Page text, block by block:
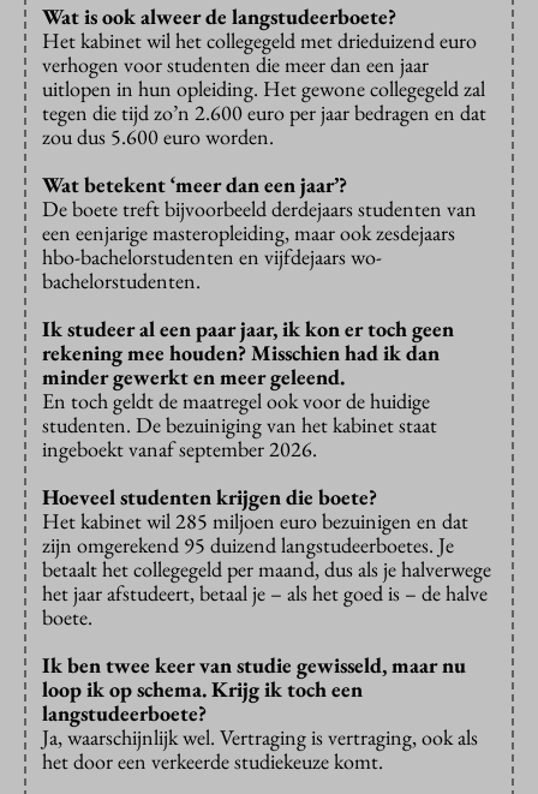
Wat is ook alweer de langstudeerboete?
Het kabinet wil het collegegeld met drieduizend euro
verhogen voor studenten die meer dan een jaar
uitlopen in hun opleiding. Het gewone collegegeld zal
tegen die tijd zo’n 2.600 euro per jaar bedragen en dat
zou dus 5.600 euro worden.
Wat betekent ‘meer dan een jaar’?
De boete treft bijvoorbeeld derdejaars studenten van
een eenjarige masteropleiding, maar ook zesdejaars
hbo-bachelorstudenten en vijfdejaars wo-
bachelorstudenten.
Ik studeer al een paar jaar, ik kon er toch geen
rekening mee houden? Misschien had ik dan
minder gewerkt en meer geleend.
En toch geldt de maatregel ook voor de huidige
studenten. De bezuiniging van het kabinet staat
ingeboekt vanaf september 2026.
Hoeveel studenten krijgen die boete?
Het kabinet wil 285 miljoen euro bezuinigen en dat
zijn omgerekend 95 duizend langstudeerboetes. Je
betaalt het collegegeld per maand, dus als je halverwege
het jaar afstudeert, betaal je – als het goed is – de halve
boete.
Ik ben twee keer van studie gewisseld, maar nu
loop ik op schema. Krijg ik toch een
langstudeerboete?
Ja, waarschijnlijk wel. Vertraging is vertraging, ook als
het door een verkeerde studiekeuze komt.